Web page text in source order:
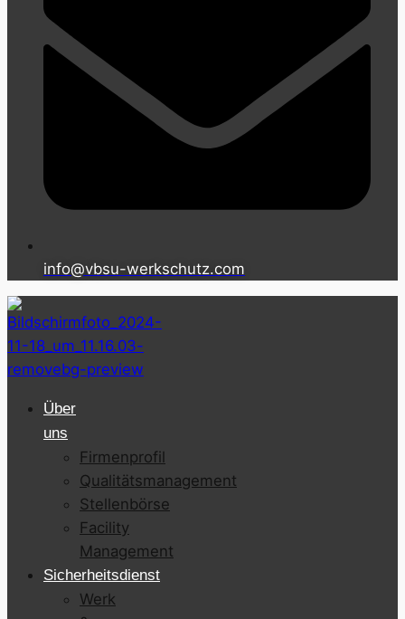
info@vbsu-werkschutz.com
Über
uns
Firmenprofil
Qualitätsmanagement
Stellenbörse
Facility
Management
Sicherheitsdienst
Werk